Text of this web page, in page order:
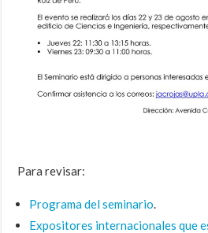
Para revisar:
Programa del seminario.
Expositores internacionales que